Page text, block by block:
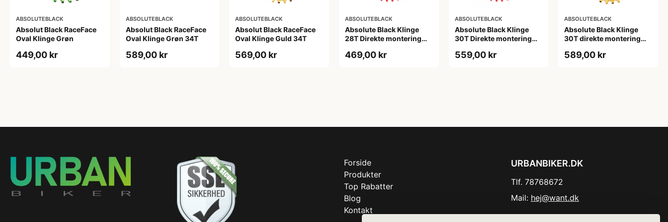
ABSOLUTEBLACK
Absolut Black RaceFace
Oval Klinge Grøn
449,00 kr
ABSOLUTEBLACK
Absolut Black RaceFace
Oval Klinge Grøn 34T
589,00 kr
ABSOLUTEBLACK
Absolut Black RaceFace
Oval Klinge Guld 34T
569,00 kr
ABSOLUTEBLACK
Absolute Black Klinge
28T Direkte montering
469,00 kr
ABSOLUTEBLACK
Absolute Black Klinge
30T Direkte montering
Rød
559,00 kr
ABSOLUTEBLACK
Absolute Black Klinge
30T direkte montering
589,00 kr
Forside
Produkter
Top Rabatter
Blog
Kontakt
URBANBIKER.DK
Tlf. 78768672
Mail: hej@want.dk